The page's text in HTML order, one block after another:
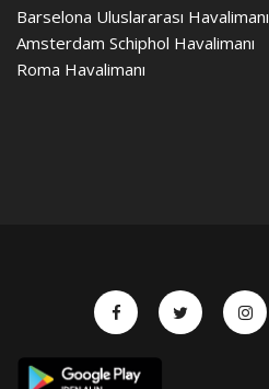
Barselona Uluslararası Havalimanı
Amsterdam Schiphol Havalimanı
Roma Havalimanı